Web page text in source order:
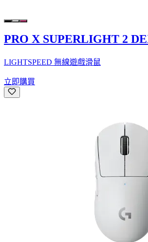
PRO X SUPERLIGHT 2
LIGHTSPEED 無線遊戲滑鼠
立即購買